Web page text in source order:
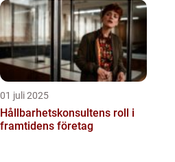
01 juli 2025
Hållbarhetskonsultens roll i
framtidens företag